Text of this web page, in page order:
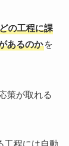
の工程に課
あるのかを
策が取れる